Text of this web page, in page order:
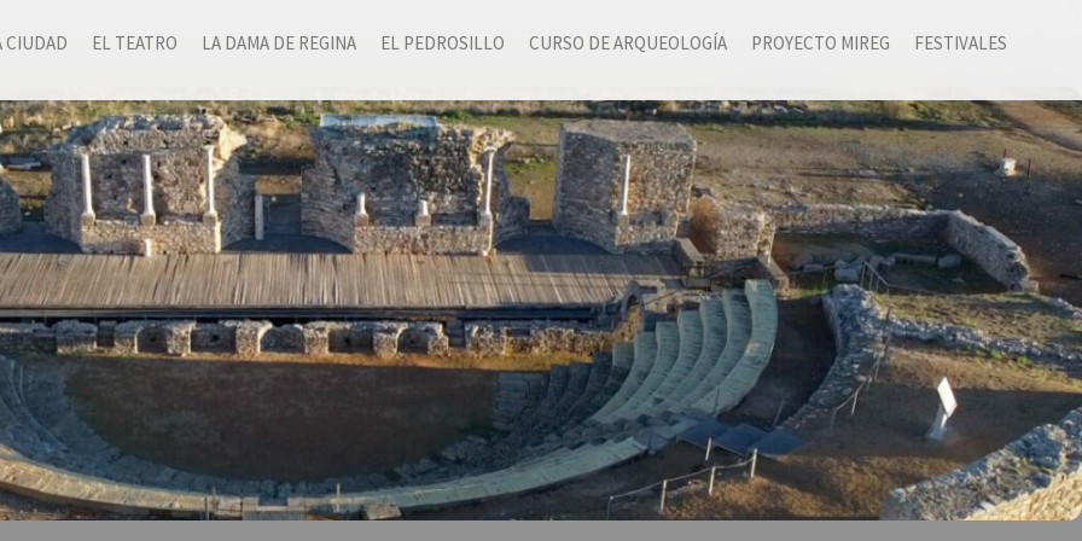
CIUDAD EL TEATRO LA DAMA DE REGINA EL PEDROSILLO CURSO DE ARQUEOLOGÍA PROYECTO MIREG FESTIVALES